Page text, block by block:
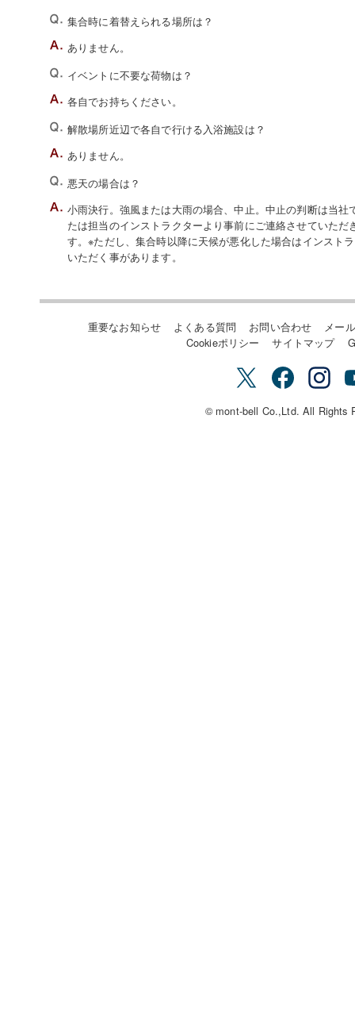
集合時に着替えられる場所は？
ありません。
イベントに不要な荷物は？
各自でお持ちください。
解散場所近辺で各自で行ける入浴施設は？
ありません。
悪天の場合は？
小雨決行。強風または大雨の場合、中止。中止の判断は当
たは担当のインストラクターより事前にご連絡させていた
す。※ただし、集合時以降に天候が悪化した場合はインスト
いただく事があります。
重要なお知らせ よくある質問 お問い合わせ
メー
Cookieポリシー
サイトマップ
© mont-bell Co.,Ltd. All Rights